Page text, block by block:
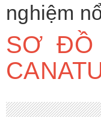
nghiệm
SƠ ĐỒ